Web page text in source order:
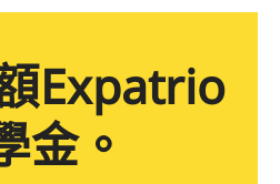
Expatrio
金。